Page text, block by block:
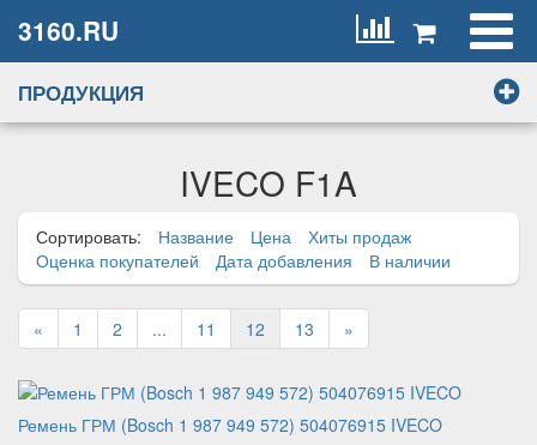
3160.RU
ПРОДУКЦИЯ
IVECO F1A
Сортировать: Название Цена
Хиты продаж
Оценка покупателей
Дата добавления В наличии
« 1 2 ... 11 12 13 »
Ремень ГРМ (Bosch 1 987 949 572) 504076915 IVECO